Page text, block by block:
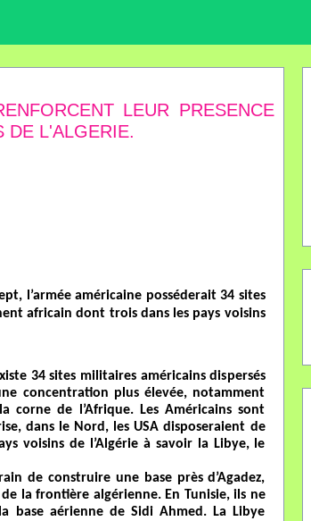
LEUR PRESENCE
DE L'ALGERIE.
l’armée américaine posséderait 34 sites
africain dont trois dans les pays voisins
34 sites militaires américains dispersés
concentration plus élevée, notamment
corne de l’Afrique. Les Américains sont
dans le Nord, les USA disposeraient de
voisins de l’Algérie à savoir la Libye, le
de construire une base près d’Agadez,
la frontière algérienne. En Tunisie, ils ne
base aérienne de Sidi Ahmed. La Libye